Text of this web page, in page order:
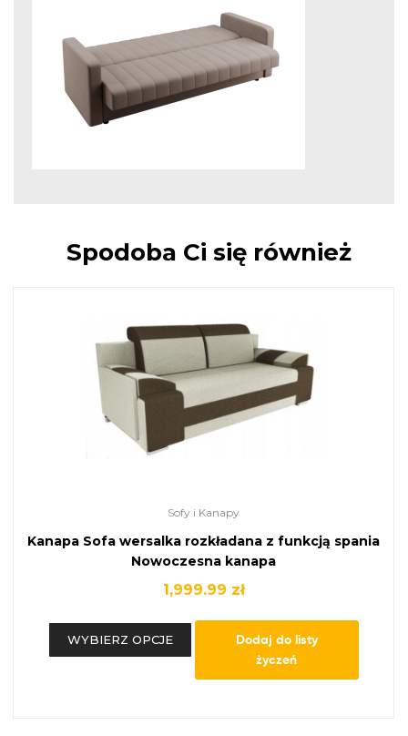
Spodoba Ci się również
Sofy i Kanapy
Kanapa Sofa wersalka rozkładana z funkcją spania
Nowoczesna kanapa
1,999.99 zł
WYBIERZ OPCJE
Dodaj do listy
życzeń